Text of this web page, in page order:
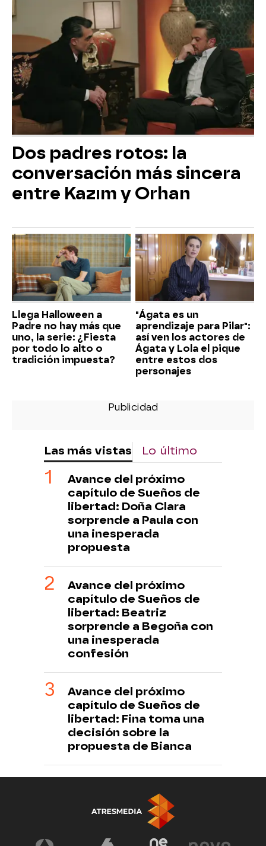
Dos padres rotos: la
conversación más sincera
entre Kazım y Orhan
Llega Halloween a
Padre no hay más que
uno, la serie: ¿Fiesta
por todo lo alto o
tradición impuesta?
"Ágata es un
aprendizaje para Pilar":
así ven los actores de
Ágata y Lola el pique
entre estos dos
personajes
Las más vistas Lo último
Avance del próximo
capítulo de Sueños de
libertad: Doña Clara
sorprende a Paula con
una inesperada
propuesta
Avance del próximo
capítulo de Sueños de
libertad: Beatriz
sorprende a Begoña con
una inesperada
confesión
Avance del próximo
capítulo de Sueños de
libertad: Fina toma una
decisión sobre la
propuesta de Bianca